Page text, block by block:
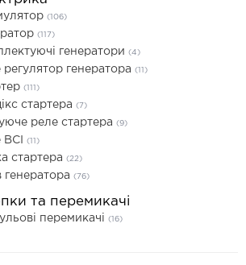
(106)
(117)
генератори (4)
регулятор генератора (11)
(111)
стартера (7)
реле стартера (9)
ВСІ (11)
стартера (22)
генератора (76)
та перемикачі
перемикачі (16)